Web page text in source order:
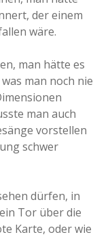
der einem
wäre.
man hätte es
man noch nie
man auch
vorstellen
schwer
dürfen, in
Tor über die
Karte, oder wie